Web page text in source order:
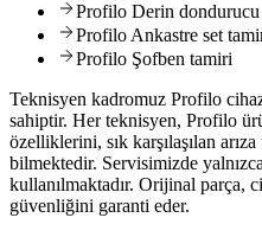
Profilo Derin
Profilo Ankastre set
Profilo Şofben tamiri
Teknisyen kadromuz Profilo
sahiptir. Her teknisyen, Profilo
özelliklerini, sık karşılaşılan
bilmektedir. Servisimizde
kullanılmaktadır. Orijinal parça,
güvenliğini garanti eder.